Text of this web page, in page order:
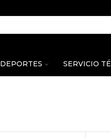
DEPORTES SERVICIO